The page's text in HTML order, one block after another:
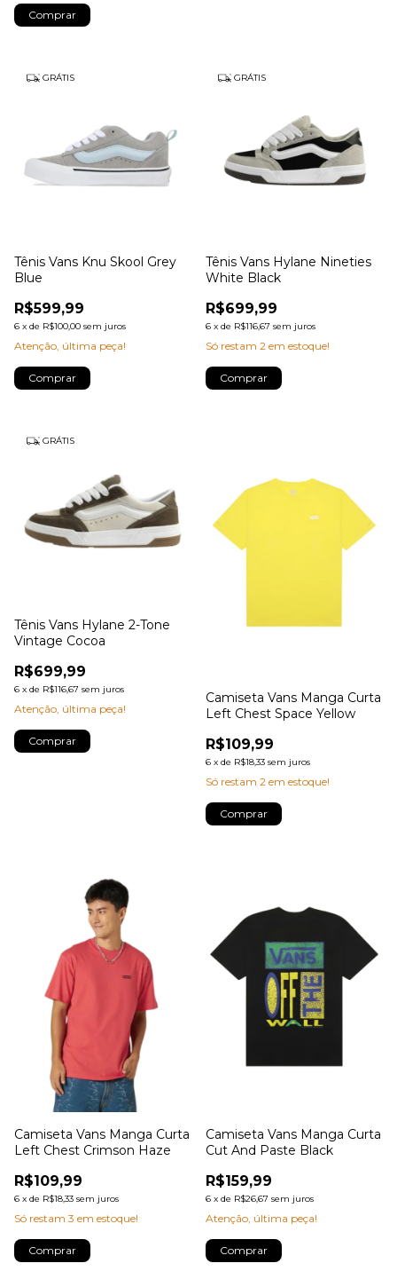
Comprar
GRÁTIS
Tênis Vans Knu Skool Grey
Blue
R$599,99
6 x de R$100,00 sem juros
Atenção, última peça!
Comprar
GRÁTIS
Tênis Vans Hylane Nineties
White Black
R$699,99
6 x de R$116,67 sem juros
Só restam 2 em estoque!
Comprar
GRÁTIS
Tênis Vans Hylane 2-Tone
Vintage Cocoa
R$699,99
6 x de R$116,67 sem juros
Atenção, última peça!
Comprar
Camiseta Vans Manga Curta
Left Chest Space Yellow
R$109,99
6 x de R$18,33 sem juros
Só restam 2 em estoque!
Comprar
Camiseta Vans Manga Curta
Left Chest Crimson Haze
R$109,99
6 x de R$18,33 sem juros
Só restam 3 em estoque!
Comprar
Camiseta Vans Manga Curta
Cut And Paste Black
R$159,99
6 x de R$26,67 sem juros
Atenção, última peça!
Comprar